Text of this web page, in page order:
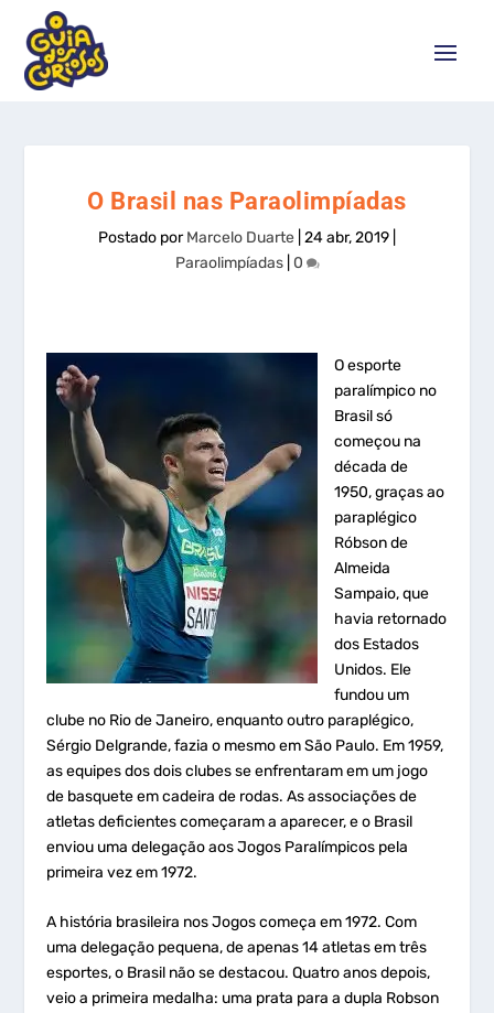
O Brasil nas Paraolimpíadas
Postado porMarcelo Duarte 24 abr, 2019
Paraolimpíadas| 0
O esporte
paralímpico no
Brasil só
começou na
década de
1950, graças ao
paraplégico
Róbson de
Almeida
Sampaio, que
havia retornado
dos Estados
Unidos. Ele
fundou um
clube no Rio de Janeiro, enquanto outro paraplégico,
Sérgio Delgrande, fazia o mesmo em São Paulo. Em 1959,
as equipes dos dois clubes se enfrentaram em um jogo
de basquete em cadeira de rodas. As associações de
atletas deficientes começaram a aparecer, e o Brasil
enviou uma delegação aos Jogos Paralímpicos pela
primeira vez em 1972.
A história brasileira nos Jogos começa em 1972. Com
uma delegação pequena, de apenas 14 atletas em três
esportes, o Brasil não se destacou. Quatro anos depois,
veio a primeira medalha: uma prata para a dupla Robson